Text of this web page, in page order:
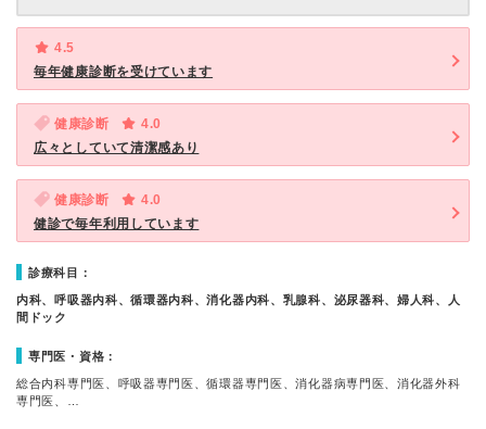
4.5
毎年健康診断を受けています
健康診断
4.0
広々としていて清潔感あり
健康診断
4.0
健診で毎年利用しています
診療科目：
内科、呼吸器内科、循環器内科、消化器内科、乳腺科、泌尿器科、婦人科、人
間ドック
専門医・資格：
総合内科専門医、呼吸器専門医、循環器専門医、消化器病専門医、消化器外科
専門医、…